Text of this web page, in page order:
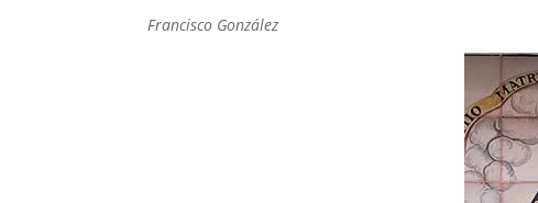
Francisco González